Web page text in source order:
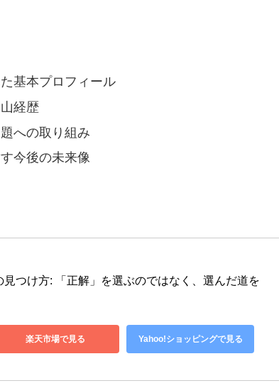
基本プロフィール
経歴
への取り組み
今後の未来像
つけ方: 「正解」を選ぶのではなく、選んだ道を
楽天市場で見る Yahoo!ショッピングで見る